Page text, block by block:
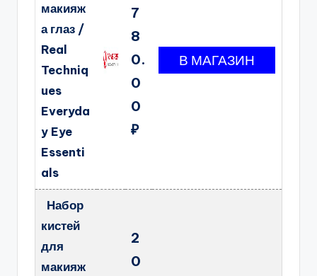
макияж
а глаз /
Real
Techniq
ues
Everyda
y Eye
Essenti
als
7
8
0.
0
0
₽
Набор
кистей
для
макияж
2
0